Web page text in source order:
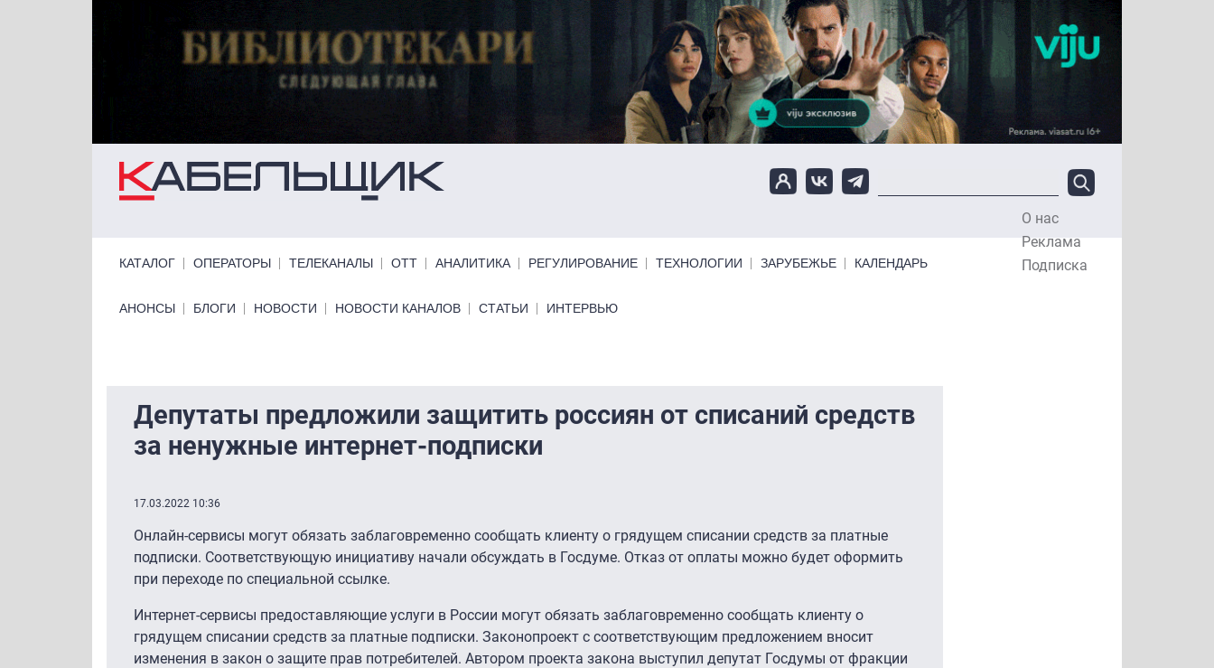
О нас
Реклама
Подписка
КАТАЛОГ ОПЕРАТОРЫ ТЕЛЕКАНАЛЫ ОТТ АНАЛИТИКА РЕГУЛИРОВАНИЕ ТЕХНОЛОГИИ ЗАРУБЕЖЬЕ КАЛЕНДАРЬ
Primary links bottom
АНОНСЫ БЛОГИ НОВОСТИ НОВОСТИ КАНАЛОВ СТАТЬИ ИНТЕРВЬЮ
Депутаты предложили защитить россиян от списаний средств
за ненужные интернет-подписки
17.03.2022 10:36
Онлайн-сервисы могут обязать заблаговременно сообщать клиенту о грядущем списании средств за платные
подписки. Соответствующую инициативу начали обсуждать в Госдуме. Отказ от оплаты можно будет оформить
при переходе по специальной ссылке.
Интернет-сервисы предоставляющие услуги в России могут обязать заблаговременно сообщать клиенту о
грядущем списании средств за платные подписки. Законопроект с соответствующим предложением вносит
изменения в закон о защите прав потребителей. Автором проекта закона выступил депутат Госдумы от фракции